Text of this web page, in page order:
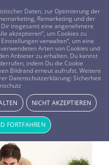
0800-8478266
Daten, zur Optimierung der
Remarketing und der
insgesamt eine angenehmere
akzeptieren“, um Cookies zu
verwalten“, um eine
Arten von Cookies und
Anbieter zu erhalten. Du kannst
indem Du die Cookie
Bildrand erneut aufrufst. Weitere
Datenschutzerklärung: Sicherheit
NICHT AKZEPTIEREN
FORTFAHREN